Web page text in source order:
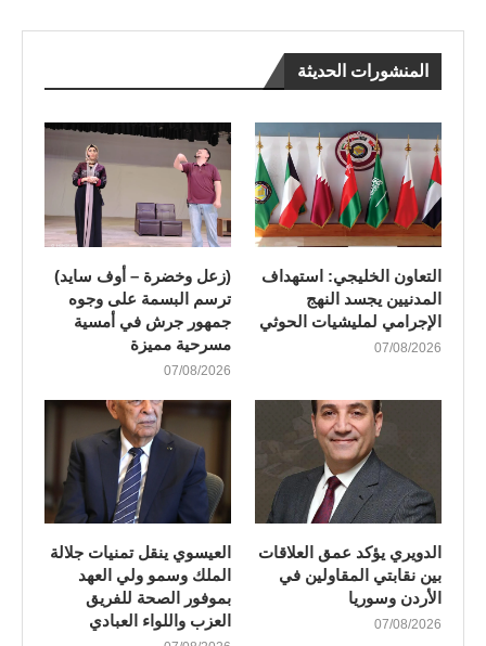
المنشورات الحديثة
التعاون الخليجي: استهداف
المدنيين يجسد النهج
الإجرامي لمليشيات الحوثي
07/08/2026
(زعل وخضرة – أوف سايد)
ترسم البسمة على وجوه
جمهور جرش في أمسية
مسرحية مميزة
07/08/2026
الدويري يؤكد عمق العلاقات
بين نقابتي المقاولين في
الأردن وسوريا
07/08/2026
العيسوي ينقل تمنيات جلالة
الملك وسمو ولي العهد
بموفور الصحة للفريق
العزب واللواء العبادي